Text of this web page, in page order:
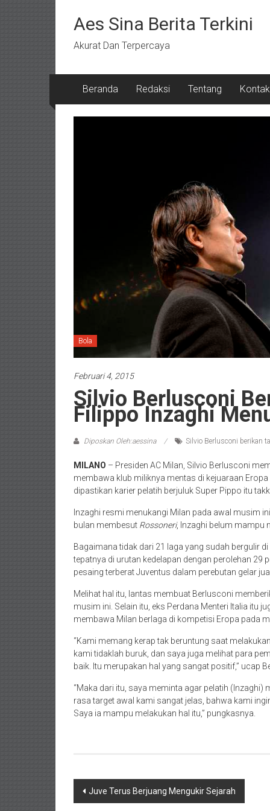
kontenAes Sina Berita Terkini
Akurat Dan Terpercaya
Beranda Redaksi Tentang Kontak
Bola
Februari 4, 2015
Silvio Berlusconi
Filippo Inzaghi
Diposkan Oleh:aessina Silvio Berlusconi berikan
MILANO – Presiden AC Milan, Silvio Berlusconi
membawa klub miliknya mentas di kejuaraan
dipastikan karier pelatih berjuluk Super Pippo itu
Inzaghi resmi menukangi Milan pada awal musim
bulan membesut Rossoneri, Inzaghi belum mampu
Bagaimana tidak dari 21 laga yang sudah bergulir
tepatnya di urutan kedelapan dengan perolehan
pesaing terberat Juventus dalam perebutan gelar
Melihat hal itu, lantas membuat Berlusconi
musim ini. Selain itu, eks Perdana Menteri Italia itu
membawa Milan berlaga di kompetisi Eropa pada
“Kami memang kerap tak beruntung saat
kami tidaklah buruk, dan saya juga melihat para
baik. Itu merupakan hal yang sangat positif,” ucap
“Maka dari itu, saya meminta agar pelatih
rasa target awal kami sangat jelas, bahwa kami
Saya ia mampu melakukan hal itu,” pungkasnya.
Navigasi
Juve Terus Berjuang Mengukir Sejarah